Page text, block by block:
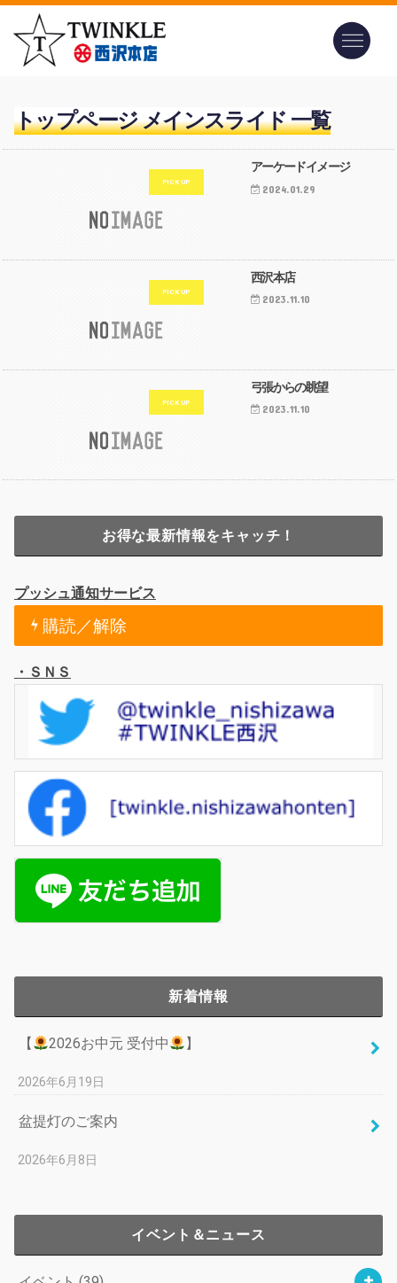
トップページ メインスライド 一覧
アーケードイメージ
2024.01.29
西沢本店
2023.11.10
弓張からの眺望
2023.11.10
お得な最新情報をキャッチ！
プッシュ通知サービス
購読／解除
・ＳＮＳ
新着情報
【 2026お中元 受付中 】
2026年6月19日
盆提灯のご案内
2026年6月8日
イベント＆ニュース